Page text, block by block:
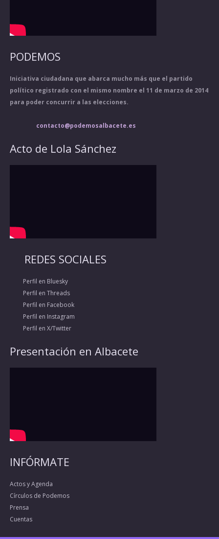
PODEMOS
Iniciativa ciudadana que abarca mucho más que el partido
político registrado con el mismo nombre el 11 de marzo de 2014
para poder concurrir a las elecciones.
contacto@podemosalbacete.es
Acto de Lola Sánchez
REDES SOCIALES
Perfil en Bluesky
Perfil en Threads
Perfil en Facebook
Perfil en Instagram
Perfil en X/Twitter
Presentación en Albacete
INFÓRMATE
Actos y Agenda
Círculos de Podemos
Prensa
Cuentas